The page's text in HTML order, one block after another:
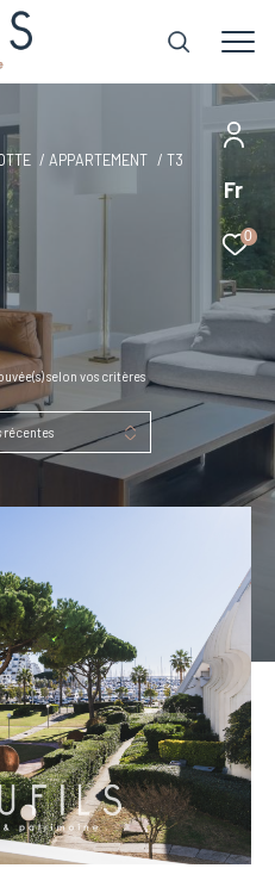
Fr
0
APPARTEMENT T3
selon vos critères
récentes